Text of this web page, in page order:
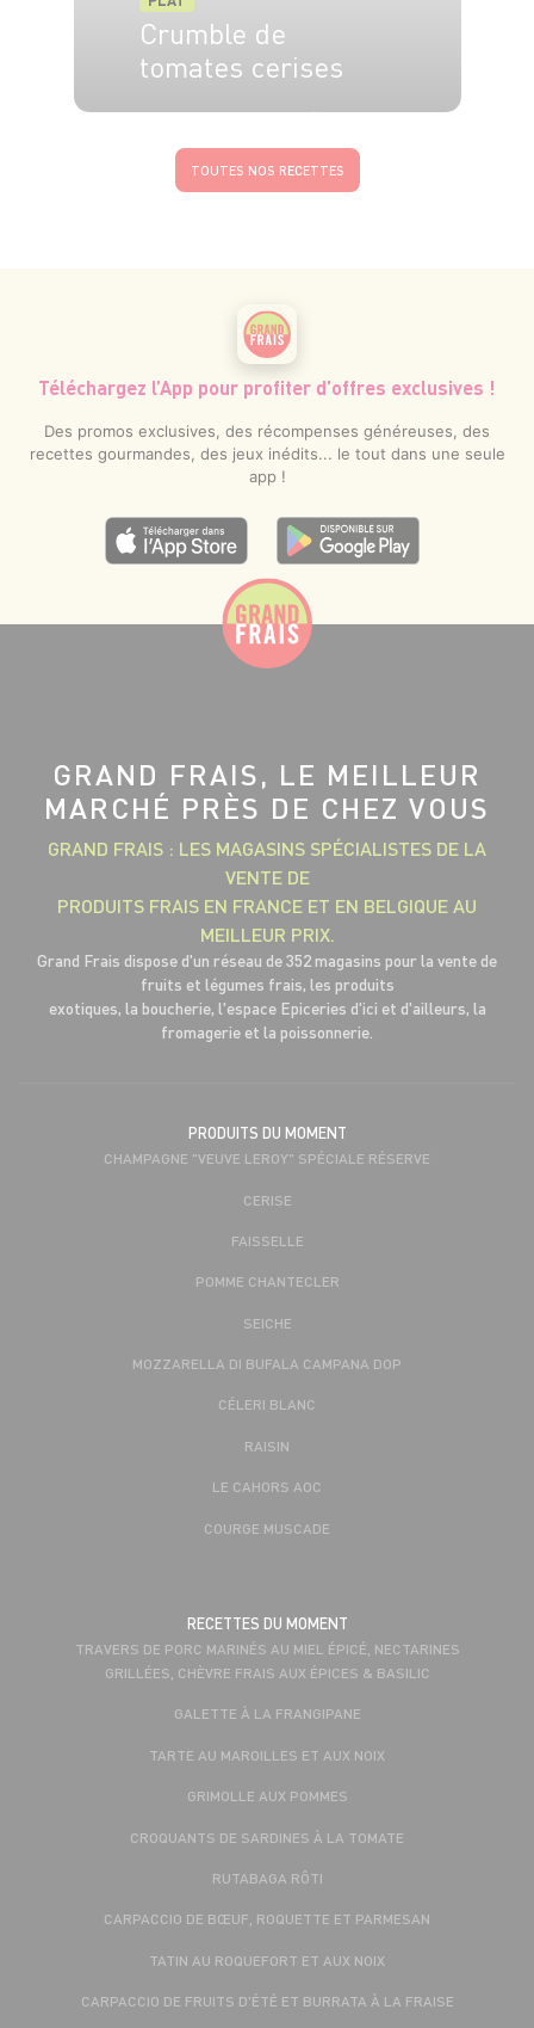
Crumble de
tomates cerises
TOUTES NOS RECETTES
Téléchargez l’App pour profiter d’offres exclusives !
Des promos exclusives, des récompenses généreuses, des
recettes gourmandes, des jeux inédits... le tout dans une seule
app !
GRAND FRAIS, LE MEILLEUR
MARCHÉ PRÈS DE CHEZ VOUS
GRAND FRAIS : LES MAGASINS SPÉCIALISTES DE LA
VENTE DE
PRODUITS FRAIS EN FRANCE ET EN BELGIQUE AU
MEILLEUR PRIX.
Grand Frais dispose d'un réseau de 352 magasins pour la vente de
fruits et légumes frais, les produits
exotiques, la boucherie, l'espace Epiceries d'ici et d'ailleurs, la
fromagerie et la poissonnerie.
PRODUITS DU MOMENT
CHAMPAGNE "VEUVE LEROY" SPÉCIALE RÉSERVE
CERISE
FAISSELLE
POMME CHANTECLER
SEICHE
MOZZARELLA DI BUFALA CAMPANA DOP
CÉLERI BLANC
RAISIN
LE CAHORS AOC
COURGE MUSCADE
RECETTES DU MOMENT
TRAVERS DE PORC MARINÉS AU MIEL ÉPICÉ, NECTARINES
GRILLÉES, CHÈVRE FRAIS AUX ÉPICES & BASILIC
GALETTE À LA FRANGIPANE
TARTE AU MAROILLES ET AUX NOIX
GRIMOLLE AUX POMMES
CROQUANTS DE SARDINES À LA TOMATE
RUTABAGA RÔTI
CARPACCIO DE BŒUF, ROQUETTE ET PARMESAN
TATIN AU ROQUEFORT ET AUX NOIX
CARPACCIO DE FRUITS D'ÉTÉ ET BURRATA À LA FRAISE